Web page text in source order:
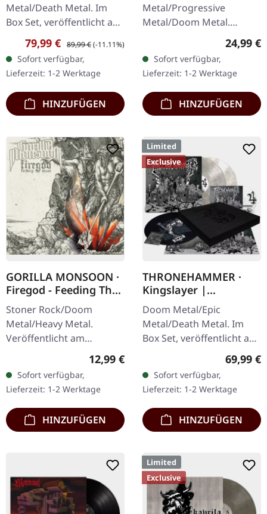
Metal/Death Metal. Im
Box Set, veröffentlicht am
08.03.2024, auf Supreme
Chaos Records. Ultra
schwere, handgearbeitete
Holzbox mit…
Verkaufspreis:
79,99 € Regulärer Preis:
89,99 €(-11.11%)
Sofort verfügbar,
Lieferzeit: 1-2 Werktage
HINZUFÜGEN
Metal/Progressive
Metal/Doom Metal.
27.03.2026, auf Supreme
Chaos Records.
Schwarzes Vinyl mit
Insert. Zweite Auflage…
24,99 €
Sofort verfügbar,
Lieferzeit: 1-2 Werktage
HINZUFÜGEN
GORILLA MONSOON ·
Firegod - Feeding The
Beast | CD
Stoner Rock/Doom
Metal/Heavy Metal.
Veröffentlicht am
11.05.2018, auf Supreme
Chaos Records. CD im
Jewelcase mit 8-seitigem
Booklet. Das dritte
Album…
Regulärer Preis:
12,99 €
Sofort verfügbar,
Lieferzeit: 1-2 Werktage
HINZUFÜGEN
Limited
Exclusive
THRONEHAMMER ·
Kingslayer |
EXCLUSIVE BOX SET
Doom Metal/Epic
Metal/Death Metal. Im
Box Set, veröffentlicht am
24.11.2023, auf Supreme
Chaos Records. Schwere
Holzbox mit speziellem
Schwarz in…
69,99 €
Sofort verfügbar,
Lieferzeit: 1-2 Werktage
HINZUFÜGEN
Limited
Exclusive